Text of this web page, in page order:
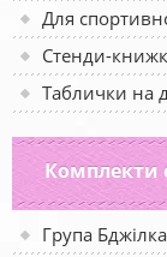
Для
Стенди-
Таблички на
Комплекти
Група Бджілка